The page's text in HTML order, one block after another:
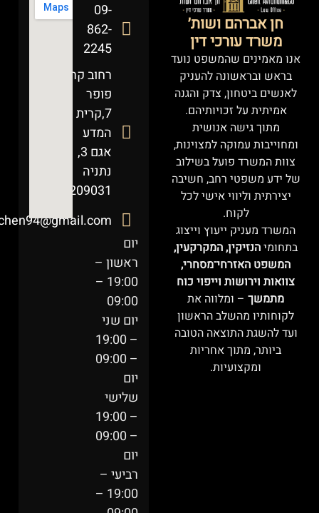
חן אברהם ושות׳
משרד עורכי דין
אנו מאמינים שהמשפט נועד
בראש ובראשונה להעניק
לאנשים ביטחון, צדק והגנה
אמיתית על זכויותיהם.
מתוך גישה אנושית
ומחוייבות עמוקה למצוינות,
צוות המשרד פועל בשילוב
של ידע משפטי רחב, חשיבה
יצירתית וליווי אישי לכל
לקוח.
המשרד מעניק ייעוץ וייצוג
בתחומיהנזיקין, המקרקעין,
המשפט האזרחי־מסחרי,
צוואות וירושות וייפוי כוח
מתמשך– ומלווה את
לקוחותיו מהשלב הראשון
ועד להשגת התוצאה הטובה
ביותר, מתוך אחריות
ומקצועיות.
09-
862-
2245
רחוב קרל
פופר
7,קרית
המדע
אגם 3,
נתניה
4209031
יום
ראשון –
19:00 –
09:00
יום שני
– 19:00
– 09:00
יום
שלישי
– 19:00
– 09:00
יום
רביעי –
19:00 –